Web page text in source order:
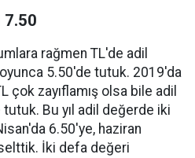
7.50
rağmen TL'de adil
5.50'de tutuk. 2019'da
zayıflamış olsa bile adil
Bu yıl adil değerde iki
6.50'ye, haziran
İki defa değeri